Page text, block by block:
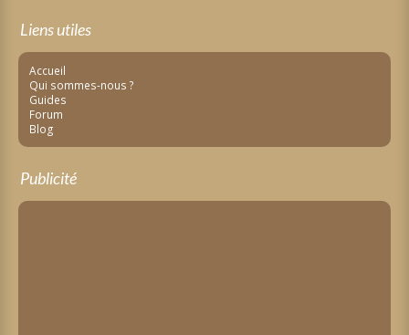
Liens utiles
Accueil
Qui sommes-nous ?
Guides
Forum
Blog
Publicité